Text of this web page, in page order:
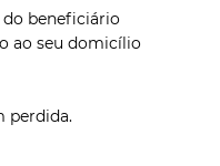
do beneficiário
ao seu domicílio
perdida.